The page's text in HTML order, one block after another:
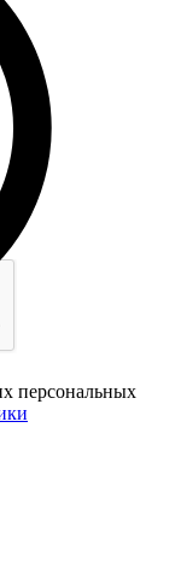
персональных